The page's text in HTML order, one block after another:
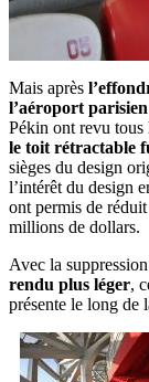
Mais après
l’aéroport
Pékin ont revu tous
le toit rétractable
sièges du design
l’intérêt du design
ont permis de
millions de dollars.
Avec la
rendu plus léger,
présente le long de